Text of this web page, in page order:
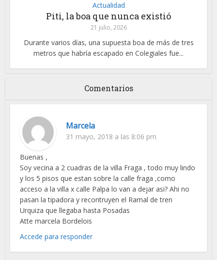
Actualidad
Piti, la boa que nunca existió
21 julio, 2026
Durante varios días, una supuesta boa de más de tres
metros que habría escapado en Colegiales fue...
Comentarios
Marcela
31 mayo, 2018 a las 8:06 pm
Buenas ,
Soy vecina a 2 cuadras de la villa Fraga , todo muy lindo
y los 5 pisos que estan sobre la calle fraga ,como
acceso a la villa x calle Palpa lo van a dejar asi? Ahi no
pasan la tipadora y recontruyen el Ramal de tren
Urquiza que llegaba hasta Posadas
Atte marcela Bordelois
Accede para responder